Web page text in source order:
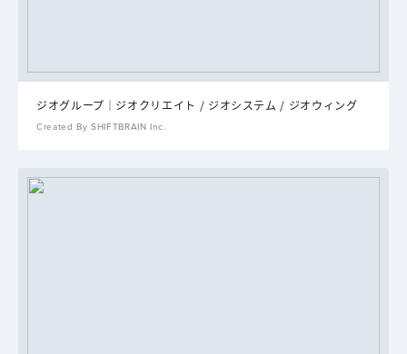
ジオグループ│ジオクリエイト / ジオシステム / ジオウィング
Created By SHIFTBRAIN Inc.